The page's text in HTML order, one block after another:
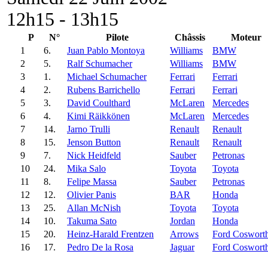
12h15 - 13h15
P N° Pilote Châssis
Moteur
1
6. Juan Pablo Montoya Williams
BMW
2
5. Ralf Schumacher Williams
BMW
3
1. Michael Schumacher Ferrari
Ferrari
4
2. Rubens Barrichello Ferrari
Ferrari
5
3. David Coulthard McLaren
Mercedes
6
4. Kimi Räikkönen McLaren
Mercedes
7
14. Jarno Trulli Renault
Renault
8
15. Jenson Button Renault
Renault
9
7. Nick Heidfeld Sauber
Petronas
10
24. Mika Salo Toyota
Toyota
11
8. Felipe Massa Sauber
Petronas
12
12. Olivier Panis BAR
Honda
13
25. Allan McNish Toyota
Toyota
14
10. Takuma Sato Jordan
Honda
15
20. Heinz-Harald Frentzen Arrows
Ford
16
17. Pedro De la Rosa Jaguar
Ford